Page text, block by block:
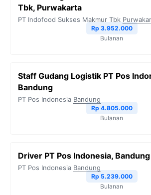
o
a
p
k
Tbk, Purwakarta
PT Indofood Sukses Makmur Tbk
Rp 3.952.000
Bulanan
Staff Gudang Logistik PT Pos
Bandung
PT Pos Indonesia Bandung
Rp 4.805.000
Bulanan
Driver PT Pos Indonesia, Bandung
PT Pos Indonesia Bandung
Rp 5.239.000
Bulanan